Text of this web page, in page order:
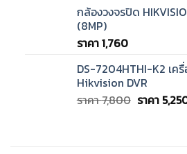
กล้องวงจรปิด
(8MP)
ราคา1,760
DS-7204HTHI-K2 เค
Hikvision DVR
ราคา7,800 Original
ราคา